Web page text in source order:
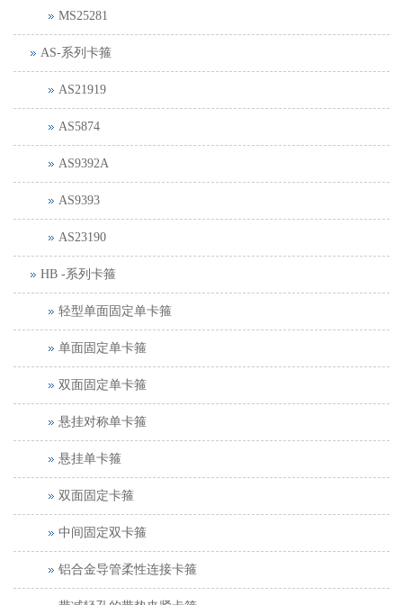
MS25281
AS-系列卡箍
AS21919
AS5874
AS9392A
AS9393
AS23190
HB -系列卡箍
轻型单面固定单卡箍
单面固定单卡箍
双面固定单卡箍
悬挂对称单卡箍
悬挂单卡箍
双面固定卡箍
中间固定双卡箍
铝合金导管柔性连接卡箍